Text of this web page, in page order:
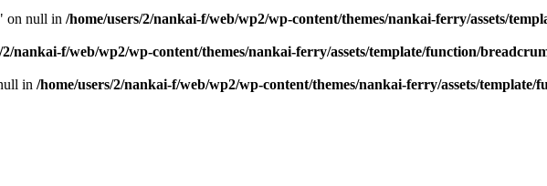
on null in /home/users/2/nankai-f/web/wp2/wp-content/themes/nankai-ferry/assets/
2/nankai-f/web/wp2/wp-content/themes/nankai-ferry/assets/template/function/
in /home/users/2/nankai-f/web/wp2/wp-content/themes/nankai-ferry/assets/